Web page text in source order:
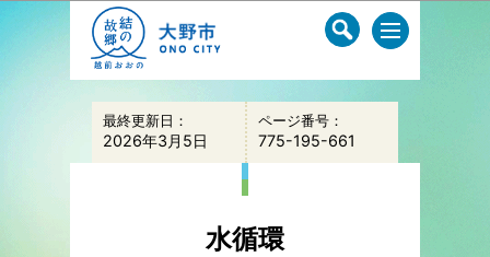
このページの本文へ移動
最終更新日：
2026年3月5日
ページ番号：
775-195-661
水循環